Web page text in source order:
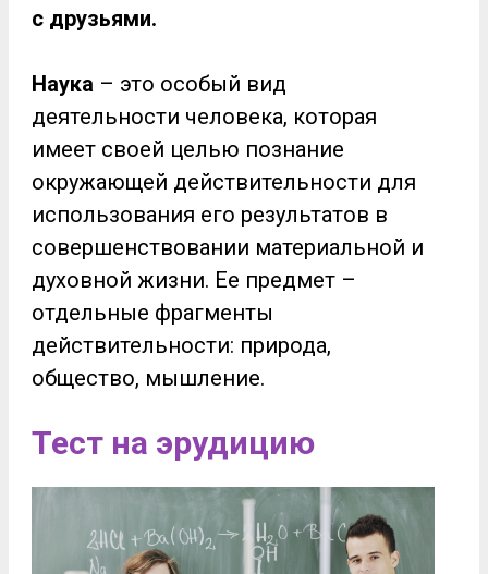
с друзьями.
Наука – это особый вид
деятельности человека, которая
имеет своей целью познание
окружающей действительности для
использования его результатов в
совершенствовании материальной и
духовной жизни. Ее предмет –
отдельные фрагменты
действительности: природа,
общество, мышление.
Тест на эрудицию